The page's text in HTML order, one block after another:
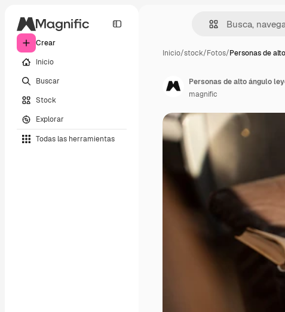
Crear
Inicio
Buscar
Stock
Explorar
Todas las herramientas
Inicio/stock/Fotos/Personas de
Personas de alto ángulo
magnific